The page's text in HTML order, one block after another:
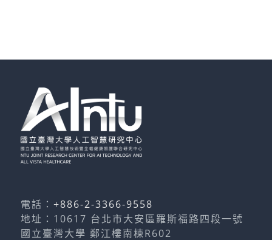
電話： +886-2-3366-9558
地址：10617 台北市大安區羅斯福路四段一號
國立臺灣大學 鄭江樓南棟R602